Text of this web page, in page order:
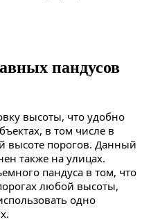
пандусов
высоты, что удобно
в том числе в
высоте порогов. Данный
также на улицах.
пандуса в том, что
любой высоты,
одно